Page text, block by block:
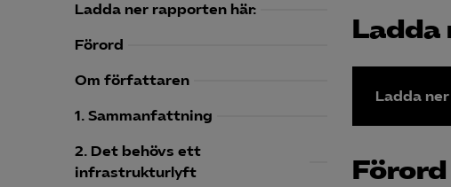
Ladda ner rapporten här:
Förord
Om författaren
1. Sammanfattning
2. Det behövs ett
infrastrukturlyft
Ladda
Ladda
Förord